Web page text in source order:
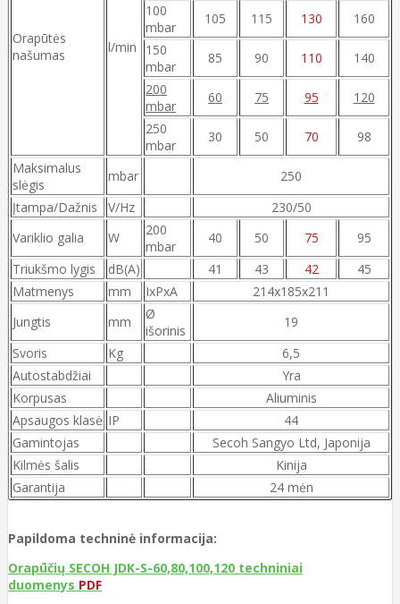
Orapūtės
našumas
l/min
100
mbar
105 115 130
160
150
mbar
85 90 110
140
200
mbar
60 75 95
120
250
mbar
30 50 70
98
Maksimalus
slėgis
mbar
250
Įtampa/Dažnis
V/Hz
230/50
Variklio galia
W
200
mbar
40 50 75
95
Triukšmo lygis
dB(A) 41 43 42
45
Matmenys
mm IxPxA
214x185x211
Jungtis
mm
Ø
išorinis
19
Svoris
Kg
6,5
Autostabdžiai
Yra
Korpusas
Aliuminis
Apsaugos klasė IP
44
Gamintojas
Secoh Sangyo Ltd, Japonija
Kilmės šalis
Kinija
Garantija
24 mėn
Papildoma techninė informacija:
Orapūčių SECOH JDK-S-60,80,100,120 techniniai
duomenys PDF